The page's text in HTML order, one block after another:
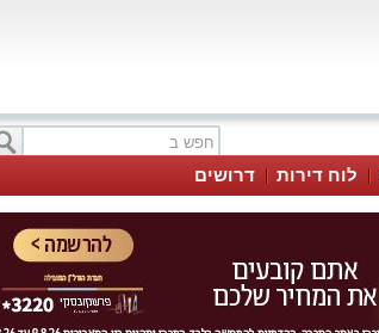
לוח דירות דרושים